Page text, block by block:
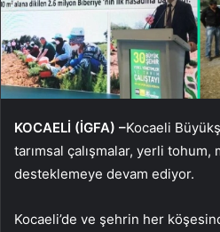
KOCAELİ (İGFA) –Kocaeli
tarımsal çalışmalar, yerli
desteklemeye devam ediyor.
Kocaeli’de ve şehrin her